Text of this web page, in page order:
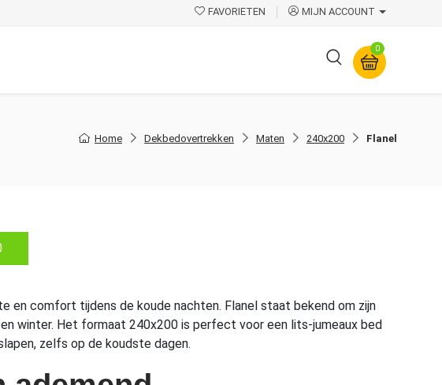
FAVORIETEN MIJN ACCOUNT
0
Home Dekbedovertrekken Maten 240x200 Flanel
en comfort tijdens de koude nachten. Flanel staat bekend om zijn
winter. Het formaat 240x200 is perfect voor een lits-jumeaux bed
zelfs op de koudste dagen.